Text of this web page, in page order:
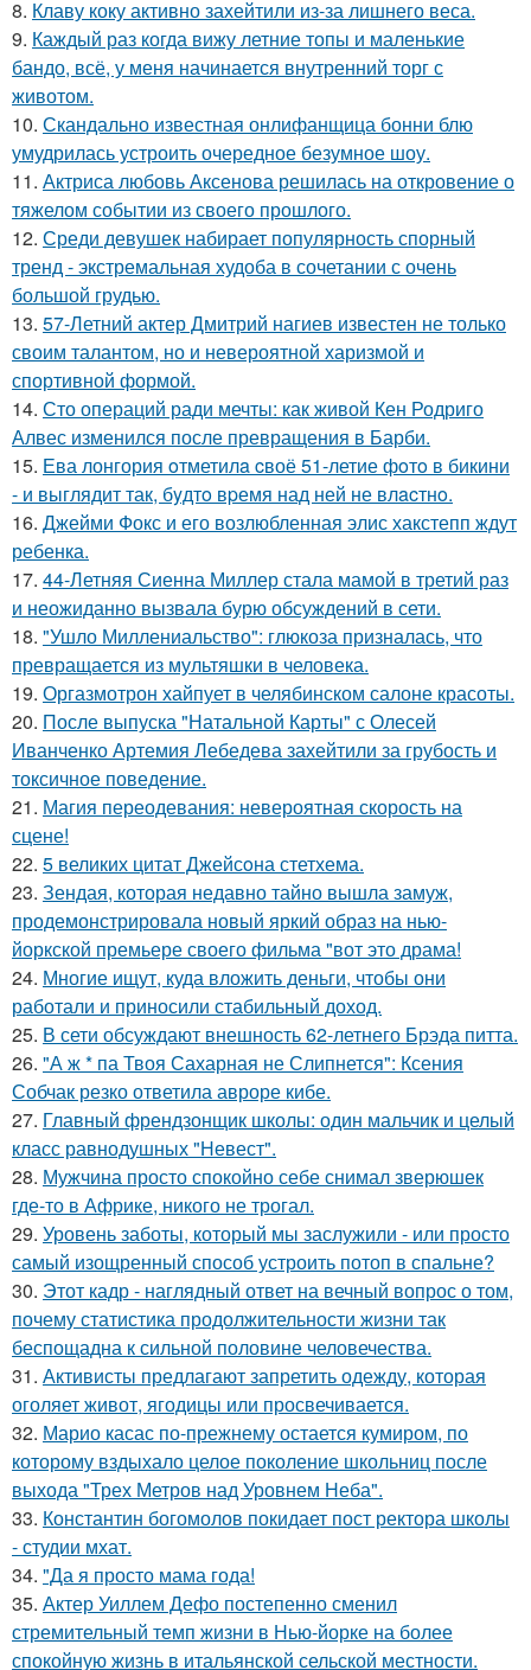
8. Клаву коку активно захейтили из-за лишнего веса.
9. Каждый раз когда вижу летние топы и маленькие
бандо, всё, у меня начинается внутренний торг с
животом.
10. Скандально известная онлифанщица бонни блю
умудрилась устроить очередное безумное шоу.
11. Актриса любовь Аксенова решилась на откровение о
тяжелом событии из своего прошлого.
12. Среди девушек набирает популярность спорный
тренд - экстремальная худоба в сочетании с очень
большой грудью.
13. 57-Летний актер Дмитрий нагиев известен не только
своим талантом, но и невероятной харизмой и
спортивной формой.
14. Сто операций ради мечты: как живой Кен Родриго
Алвес изменился после превращения в Барби.
15. Ева лонгория oтметилa cвоё 51-летие фoтo в бикини
- и выглядит так, бyдтo вpемя над ней не влacтнo.
16. Джейми Фокс и его возлюбленная элис хакстепп ждут
ребенка.
17. 44-Летняя Сиенна Миллер стала мамой в третий раз
и неожиданно вызвала бурю обсуждений в сети.
18. "Ушло Миллениальство": глюкоза призналась, что
превращается из мультяшки в человека.
19. Оргазмотрон хайпует в челябинском салоне красоты.
20. После выпуска "Натальной Карты" с Олесей
Иванченко Артемия Лебедева захейтили за грубость и
токсичное поведение.
21. Магия переодевания: невероятная скорость на
сцене!
22. 5 великих цитат Джейсoна стетхема.
23. Зендая, которая недавно тайно вышла замуж,
продемонстрировала новый яркий образ на нью-
йоркской премьере своего фильма "вот это драма!
24. Многие ищут, куда вложить деньги, чтобы они
работали и приносили стабильный доход.
25. В сети обсуждают внешность 62-летнего Брэда питта.
26. "А ж * па Твоя Сахарная не Слипнется": Ксения
Собчак резко ответила авроре кибе.
27. Главный френдзонщик школы: один мальчик и целый
класс равнодушных "Невест".
28. Мужчина просто спокойно себе снимал зверюшек
где-то в Африке, никого не трогал.
29. Уровень заботы, который мы заслужили - или просто
самый изощренный способ устроить потоп в спальне?
30. Этот кадр - наглядный ответ на вечный вопрос о том,
почему статистика продолжительности жизни так
беспощадна к сильной половине человечества.
31. Активисты предлагают запретить одежду, которая
оголяет живот, ягодицы или просвечивается.
32. Марио касас по-прежнему остается кумиром, по
которому вздыхало целое поколение школьниц после
выхода "Трех Метров над Уровнем Неба".
33. Константин богомолов покидает пост ректора школы
- студии мхат.
34. "Да я просто мама года!
35. Актер Уиллем Дефо постепенно сменил
стремительный темп жизни в Нью-йорке на более
спокойную жизнь в итальянской сельской местности.